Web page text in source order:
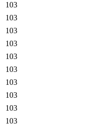
103
103
103
103
103
103
103
103
103
103